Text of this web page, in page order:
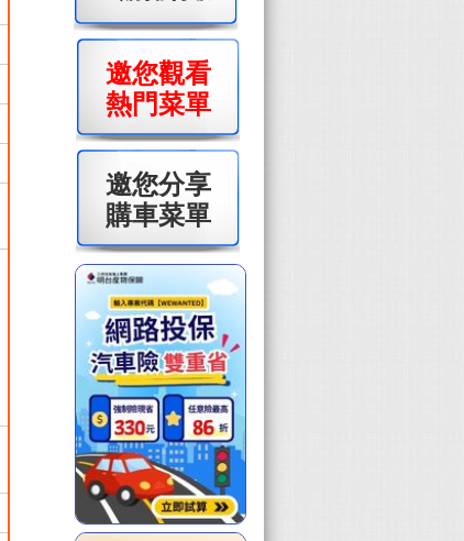
邀您觀看
熱門菜單
邀您分享
購車菜單